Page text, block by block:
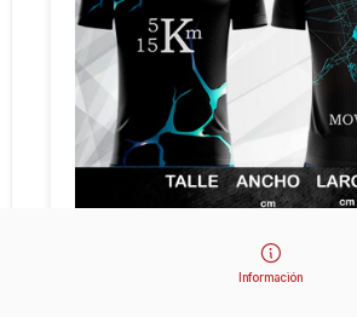
Información